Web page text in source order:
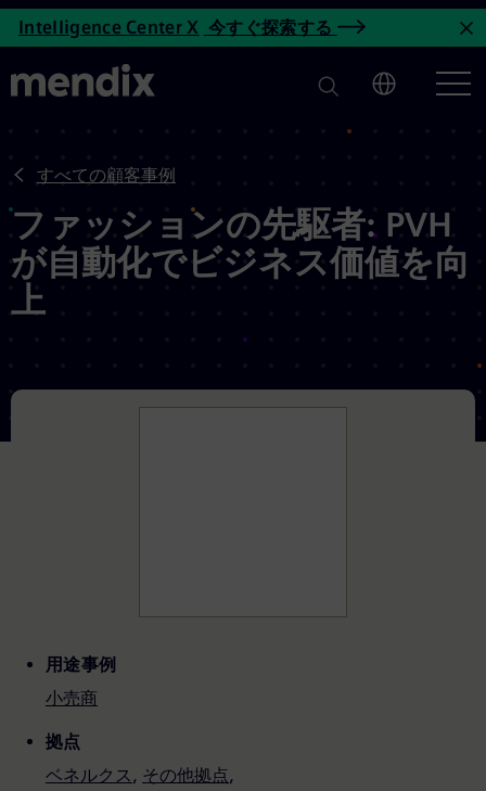
ファッションの先駆者: PVH
メインコンテンツへスキップ
Intelligence Center X 今すぐ探索する
すべての顧客事例
ファッションの先駆者: PVH
が自動化でビジネス価値を向
上
用途事例
小売商
拠点
ベネルクス, その他拠点,